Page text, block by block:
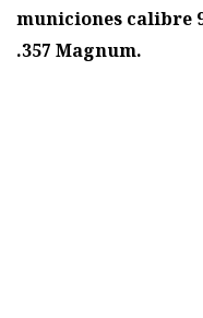
municiones calibre
.357 Magnum.